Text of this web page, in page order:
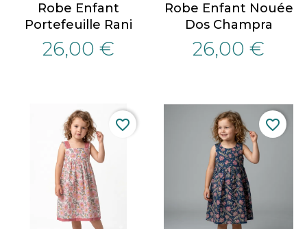
Robe Enfant
Portefeuille Rani
26,00 €
Robe Enfant Nouée
Dos Champra
26,00 €
favorite_border favorite_border